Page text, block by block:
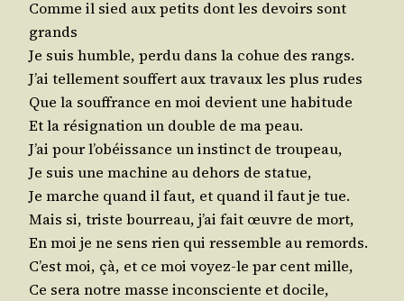
Comme il sied aux petits dont les devoirs sont
grands
Je suis humble, per­du dans la cohue des rangs.
J’ai tel­le­ment souf­fert aux tra­vaux les plus rudes
Que la souf­france en moi devient une habitude
Et la rési­gna­tion un double de ma peau.
J’ai pour l’o­béis­sance un ins­tinct de troupeau,
Je suis une machine au dehors de statue,
Je marche quand il faut, et quand il faut je tue.
Mais si, triste bour­reau, j’ai fait œuvre de mort,
En moi je ne sens rien qui res­semble au remords.
C’est moi, çà, et ce moi voyez-le par cent mille,
Ce sera notre masse incons­ciente et docile,